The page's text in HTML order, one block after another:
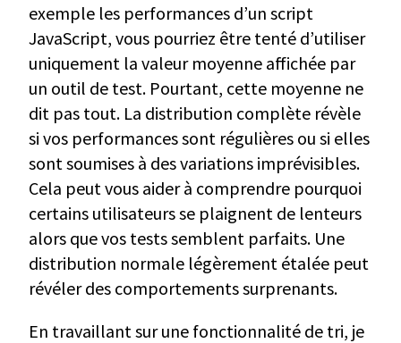
exemple les performances d’un script
JavaScript, vous pourriez être tenté d’utiliser
uniquement la valeur moyenne affichée par
un outil de test. Pourtant, cette moyenne ne
dit pas tout. La distribution complète révèle
si vos performances sont régulières ou si elles
sont soumises à des variations imprévisibles.
Cela peut vous aider à comprendre pourquoi
certains utilisateurs se plaignent de lenteurs
alors que vos tests semblent parfaits. Une
distribution normale légèrement étalée peut
révéler des comportements surprenants.
En travaillant sur une fonctionnalité de tri, je